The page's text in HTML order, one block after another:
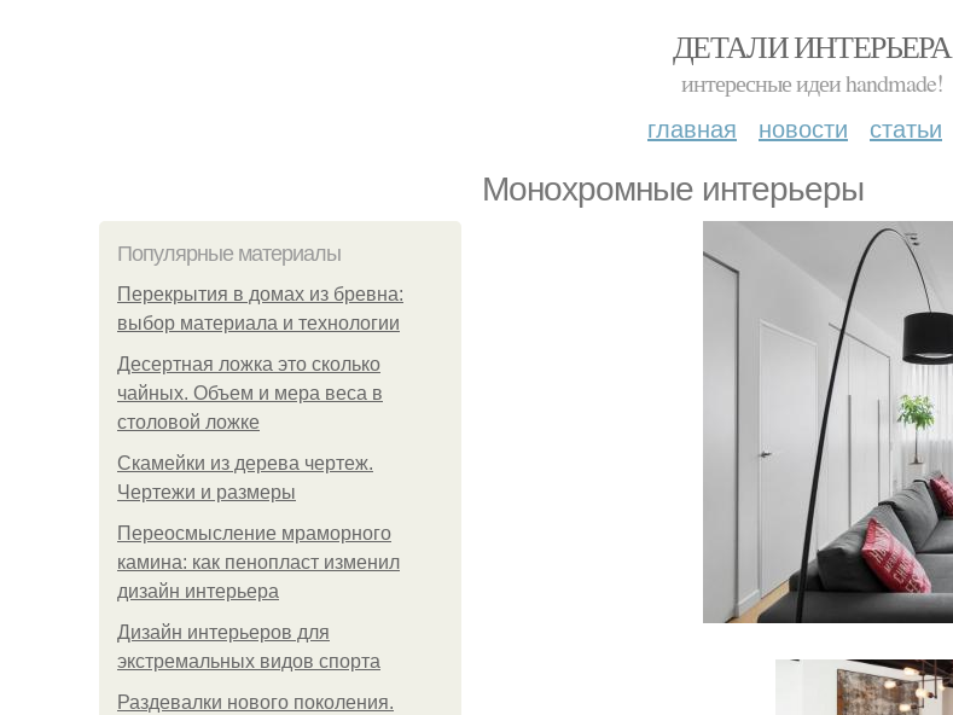
ДЕТАЛИ ИНТЕРЬЕРА
интересные идеи handmade!
главная новости статьи
Монохромные интерьеры
Популярные материалы
Перекрытия в домах из бревна:
выбор материала и технологии
Десертная ложка это сколько
чайных. Объем и мера веса в
столовой ложке
Скамейки из дерева чертеж.
Чертежи и размеры
Переосмысление мраморного
камина: как пенопласт изменил
дизайн интерьера
Дизайн интерьеров для
экстремальных видов спорта
Раздевалки нового поколения.